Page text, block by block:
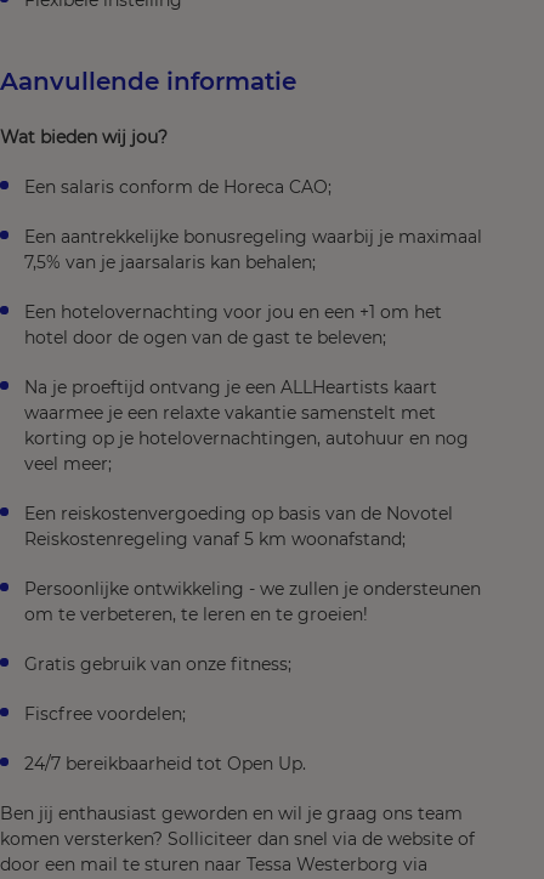
Aanvullende informatie
Wat bieden wij jou?
Een salaris conform de Horeca CAO;
Een aantrekkelijke bonusregeling waarbij je maximaal
7,5% van je jaarsalaris kan behalen;
Een hotelovernachting voor jou en een +1 om het
hotel door de ogen van de gast te beleven;
Na je proeftijd ontvang je een ALLHeartists kaart
waarmee je een relaxte vakantie samenstelt met
korting op je hotelovernachtingen, autohuur en nog
veel meer;
Een reiskostenvergoeding op basis van de Novotel
Reiskostenregeling vanaf 5 km woonafstand;
Persoonlijke ontwikkeling - we zullen je ondersteunen
om te verbeteren, te leren en te groeien!
Gratis gebruik van onze fitness;
Fiscfree voordelen;
24/7 bereikbaarheid tot Open Up.
Ben jij enthausiast geworden en wil je graag ons team
komen versterken? Solliciteer dan snel via de website of
door een mail te sturen naar Tessa Westerborg via